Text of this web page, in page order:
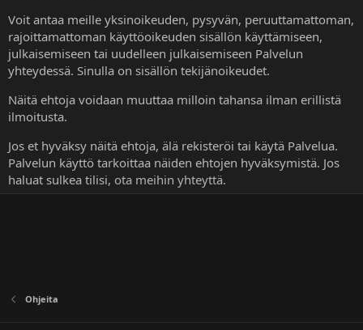
Voit antaa meille yksinoikeuden, pysyvän, peruuttamattoman,
rajoittamattoman käyttöoikeuden sisällön käyttämiseen,
julkaisemiseen tai uudelleen julkaisemiseen Palvelun
yhteydessä. Sinulla on sisällön tekijänoikeudet.
Näitä ehtoja voidaan muuttaa milloin tahansa ilman erillistä
ilmoitusta.
Jos et hyväksy näitä ehtoja, älä rekisteröi tai käytä Palvelua.
Palvelun käyttö tarkoittaa näiden ehtojen hyväksymistä. Jos
haluat sulkea tilisi, ota meihin yhteyttä.
Ohjeita